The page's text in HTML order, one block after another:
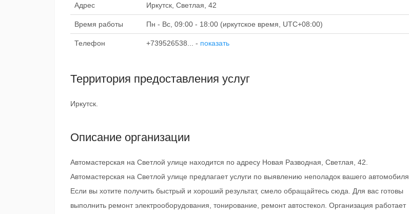
Адрес Иркутск, Светлая, 42
Время работы Пн - Вс, 09:00 - 18:00 (иркутское время, UTC+08:00)
Телефон +739526538... - показать
Территория предоставления услуг
Иркутск.
Описание организации
Автомастерская на Светлой улице находится по адресу Новая Разводная, Светлая, 42.
Автомастерская на Светлой улице предлагает услуги по выявлению неполадок вашего автомобиля.
Если вы хотите получить быстрый и хороший результат, смело обращайтесь сюда. Для вас готовы
выполнить ремонт электрооборудования, тонирование, ремонт автостекол. Организация работает